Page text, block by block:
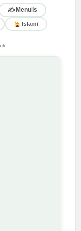
✍️ Menulis
Islami